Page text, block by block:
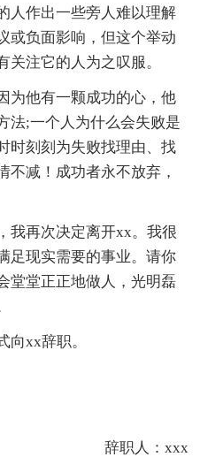
人作出一些旁人难以理解
或负面影响，但这个举动
关注它的人为之叹服。
为他有一颗成功的心，他
法;一个人为什么会失败是
时刻刻为失败找理由、找
不减！成功者永不放弃，
我再次决定离开xx。我很
足现实需要的事业。请你
堂堂正正地做人，光明磊
向xx辞职。
辞职人：xxx